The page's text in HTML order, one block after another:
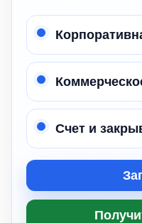
Счет и